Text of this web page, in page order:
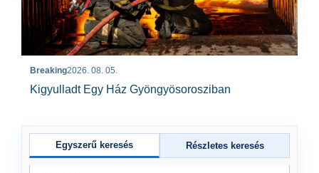
Breaking2026. 08. 05.
Kigyulladt Egy Ház Gyöngyösorosziban
Egyszerű keresés Részletes keresés